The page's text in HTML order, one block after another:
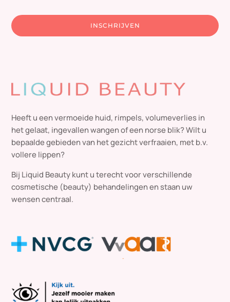
INSCHRIJVEN
Heeft u een vermoeide huid, rimpels, volumeverlies in
het gelaat, ingevallen wangen of een norse blik? Wilt u
bepaalde gebieden van het gezicht verfraaien, met b.v.
vollere lippen?
Bij Liquid Beauty kunt u terecht voor verschillende
cosmetische (beauty) behandelingen en staan uw
wensen centraal.